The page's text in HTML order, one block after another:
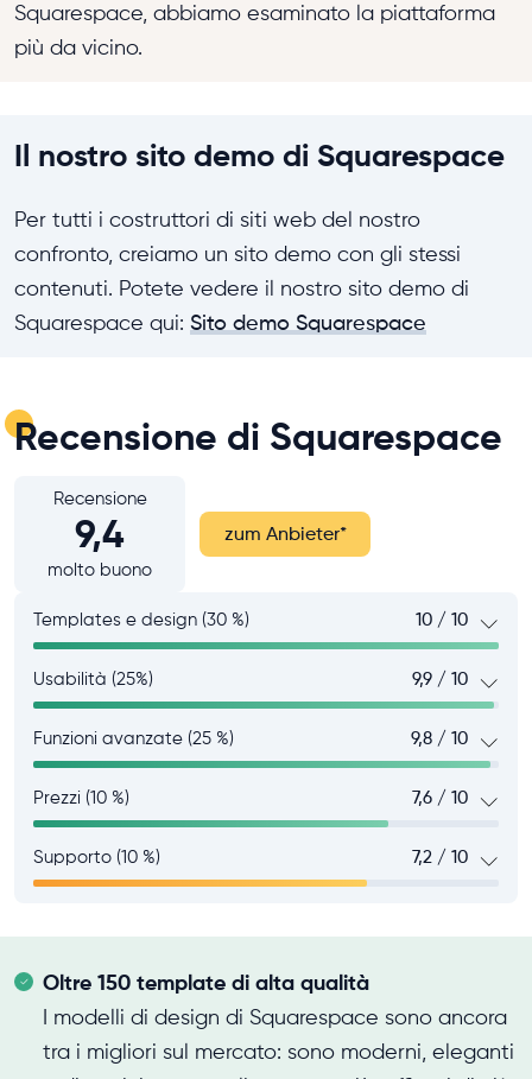
Squarespace, abbiamo esaminato la piattaforma
più da vicino.
Il nostro sito demo di Squarespace
Per tutti i costruttori di siti web del nostro
confronto, creiamo un sito demo con gli stessi
contenuti. Potete vedere il nostro sito demo di
Squarespace qui: Sito demo Squarespace
Recensione di Squarespace
Recensione
9,4
molto buono
zum Anbieter*
Templates e design (30 %) 10 / 10
Usabilità (25%) 9,9 / 10
Funzioni avanzate (25 %) 9,8 / 10
Prezzi (10 %) 7,6 / 10
Supporto (10 %) 7,2 / 10
Oltre 150 template di alta qualità
I modelli di design di Squarespace sono ancora
tra i migliori sul mercato: sono moderni, eleganti